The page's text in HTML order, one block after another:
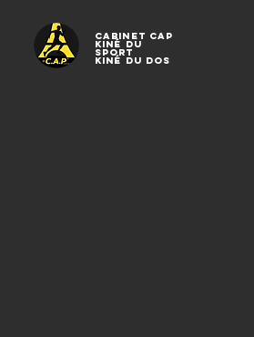
Cabinet CAP
Kiné du
sport
Kiné du dos